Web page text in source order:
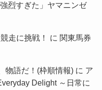
烈すぎた」ヤマニンゼ
走に挑戦！ に 関東馬券
物語だ！(枠順情報)に ア
Delight ～日常に